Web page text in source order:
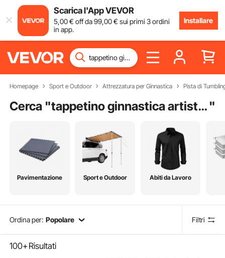
Scarica l'App VEVOR
5,00€ off da99,00€ sui primi 3 ordini
in app.
Installare
Homepage Sport e Outdoor Attrezzatura per Ginnastica Pista di
Cerca " tappetino ginnastica artistica "
Pavimentazione Sport e Outdoor Abiti da Lavoro
Ordina per: Popolare Filtri
100+Risultati